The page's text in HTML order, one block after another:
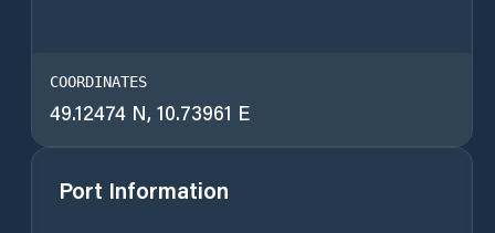
COORDINATES
49.12474 N, 10.73961 E
Port Information